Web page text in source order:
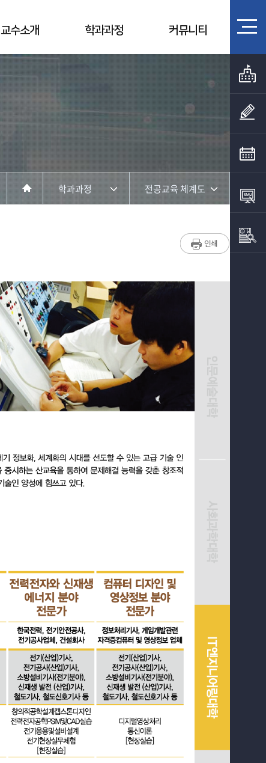
교수소개 학과과정 커뮤니티
학과과정
커뮤니티
홈페이지가이드
전공교육 체계도